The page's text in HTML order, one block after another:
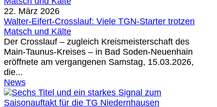
22. März 2026
Walter-Eifert-Crosslauf: Viele TGN-Starter trotzen
Matsch und Kälte
Der Crosslauf – zugleich Kreismeisterschaft des
Main-Taunus-Kreises – in Bad Soden-Neuenhain
eröffnete am vergangenen Samstag, 15.03.2026,
die...
News